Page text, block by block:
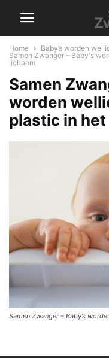
Home
Baby’s worden
Samen Zwanger - Baby's
lichaam
Samen
worden
plastic in
Samen Zwanger – Baby’s